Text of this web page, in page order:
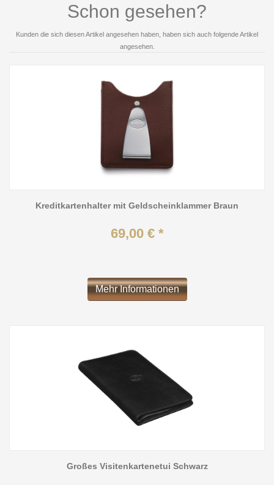
Schon gesehen?
Kunden die sich diesen Artikel angesehen haben, haben sich auch folgende Artikel
angesehen.
Kreditkartenhalter mit Geldscheinklammer Braun
69,00 € *
Mehr Informationen
Großes Visitenkartenetui Schwarz